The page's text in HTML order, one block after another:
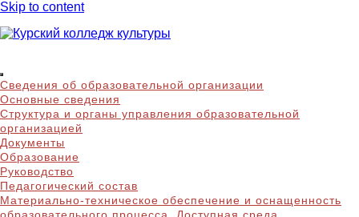
Skip to content
Курский колледж
культуры
Сведения об образовательной организации
Основные сведения
Структура и органы управления образовательной
организацией
Документы
Образование
Руководство
Педагогический состав
Материально-техническое обеспечение и оснащенность